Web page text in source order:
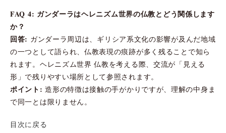
FAQ 4: ガンダーラはヘレニズム世界の仏教とどう関係します
か？
回答: ガンダーラ周辺は、ギリシア系文化の影響が及んだ地域
の一つとして語られ、仏教表現の痕跡が多く残ることで知ら
れます。ヘレニズム世界 仏教を考える際、交流が「見える
形」で残りやすい場所として参照されます。
ポイント: 造形の特徴は接触の手がかりですが、理解の中身ま
で同一とは限りません。
目次に戻る